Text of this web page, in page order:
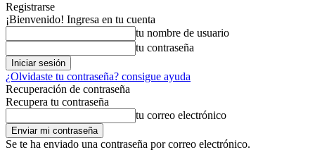
Registrarse
¡Bienvenido! Ingresa en tu cuenta
tu nombre de usuario
tu contraseña
¿Olvidaste tu contraseña? consigue ayuda
Recuperación de contraseña
Recupera tu contraseña
tu correo electrónico
Se te ha enviado una contraseña por correo electrónico.